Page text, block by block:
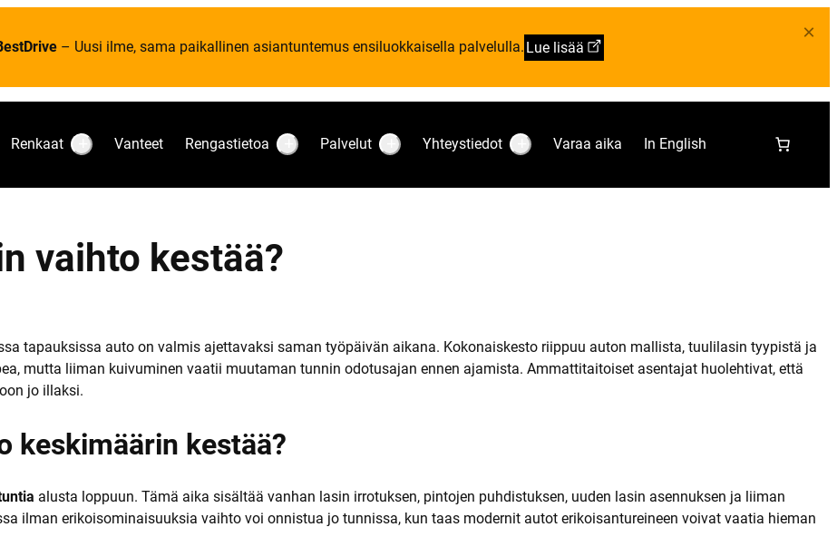
– Uusi ilme, sama paikallinen asiantuntemus ensiluokkaisella palvelulla. Lue lisää
×
Renkaat
S
m
:
e
t
Vanteet Rengastietoa
S
m
t
i
e
Palvelut
S
m
u
Yhteystiedot
S
m
t
i
Varaa aika In English
vaihto kestää?
tapauksissa auto on valmis ajettavaksi saman työpäivän aikana. Kokonaiskesto riippuu auton mallista, tuulilasin tyypistä ja
mutta liiman kuivuminen vaatii muutaman tunnin odotusajan ennen ajamista. Ammattitaitoiset asentajat huolehtivat, että
jo illaksi.
keskimäärin kestää?
alusta loppuun. Tämä aika sisältää vanhan lasin irrotuksen, pintojen puhdistuksen, uuden lasin asennuksen ja liiman
ilman erikoisominaisuuksia vaihto voi onnistua jo tunnissa, kun taas modernit autot erikoisantureineen voivat vaatia hieman